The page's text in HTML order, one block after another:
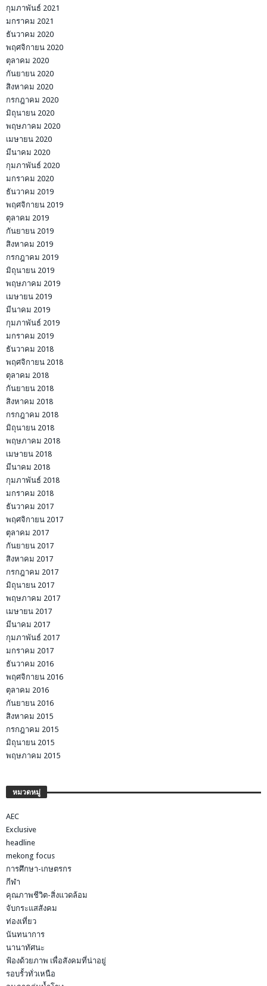
กุมภาพันธ์ 2021
มกราคม 2021
ธันวาคม 2020
พฤศจิกายน 2020
ตุลาคม 2020
กันยายน 2020
สิงหาคม 2020
กรกฎาคม 2020
มิถุนายน 2020
พฤษภาคม 2020
เมษายน 2020
มีนาคม 2020
กุมภาพันธ์ 2020
มกราคม 2020
ธันวาคม 2019
พฤศจิกายน 2019
ตุลาคม 2019
กันยายน 2019
สิงหาคม 2019
กรกฎาคม 2019
มิถุนายน 2019
พฤษภาคม 2019
เมษายน 2019
มีนาคม 2019
กุมภาพันธ์ 2019
มกราคม 2019
ธันวาคม 2018
พฤศจิกายน 2018
ตุลาคม 2018
กันยายน 2018
สิงหาคม 2018
กรกฎาคม 2018
มิถุนายน 2018
พฤษภาคม 2018
เมษายน 2018
มีนาคม 2018
กุมภาพันธ์ 2018
มกราคม 2018
ธันวาคม 2017
พฤศจิกายน 2017
ตุลาคม 2017
กันยายน 2017
สิงหาคม 2017
กรกฎาคม 2017
มิถุนายน 2017
พฤษภาคม 2017
เมษายน 2017
มีนาคม 2017
กุมภาพันธ์ 2017
มกราคม 2017
ธันวาคม 2016
พฤศจิกายน 2016
ตุลาคม 2016
กันยายน 2016
สิงหาคม 2015
กรกฎาคม 2015
มิถุนายน 2015
พฤษภาคม 2015
หมวดหมู่
AEC
Exclusive
headline
mekong focus
การศึกษา-เกษตรกร
กีฬา
คุณภาพชีวิต-สิ่งแวดล้อม
จับกระแสสังคม
ท่องเที่ยว
นันทนาการ
นานาทัศนะ
ฟ้องด้วยภาพ เพื่อสังคมที่น่าอยู่
รอบรั้วทั่วเหนือ